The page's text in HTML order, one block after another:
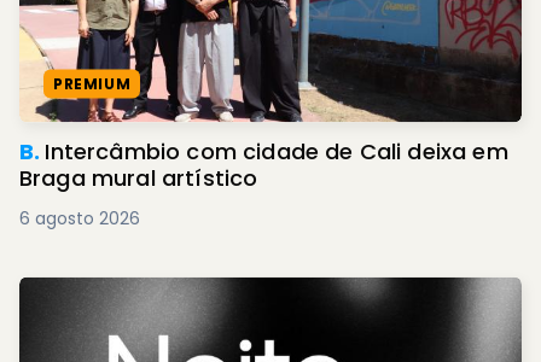
PREMIUM
B. Intercâmbio com cidade de Cali deixa em
Braga mural artístico
6 agosto 2026